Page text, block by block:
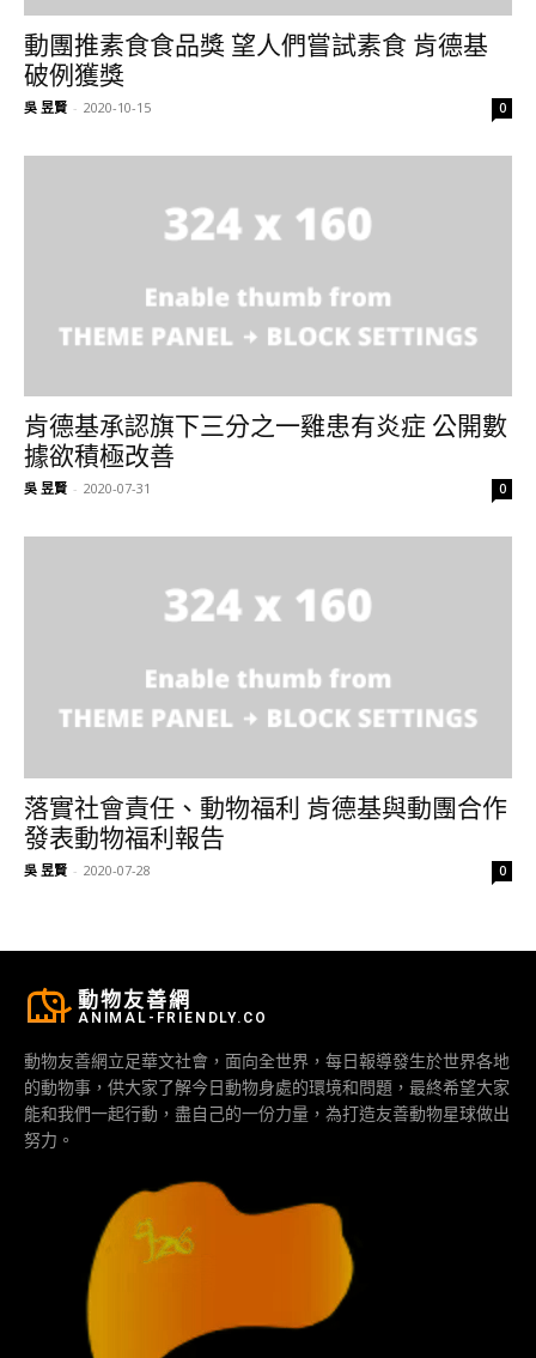
動團推素食食品獎 望人們嘗試素食 肯德基
破例獲獎
吳 昱賢 - 2020-10-15 0
肯德基承認旗下三分之一雞患有炎症 公開數
據欲積極改善
吳 昱賢 - 2020-07-31 0
落實社會責任、動物福利 肯德基與動團合作
發表動物福利報告
吳 昱賢 - 2020-07-28 0
動物友善網
ANIMAL-FRIENDLY.CO
動物友善網立足華文社會，面向全世界，每日報導發生於世界各地
的動物事，供大家了解今日動物身處的環境和問題，最終希望大家
能和我們一起行動，盡自己的一份力量，為打造友善動物星球做出
努力。